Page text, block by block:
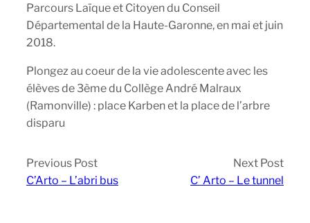
Parcours Laïque et Citoyen du Conseil
Départemental de la Haute-Garonne, en mai et juin
2018.
Plongez au coeur de la vie adolescente avec les
élèves de 3ème du Collège André Malraux
(Ramonville) : place Karben et la place de l’arbre
disparu
Previous Post
C’Arto – L’abri bus
Next Post
C’ Arto – Le tunnel